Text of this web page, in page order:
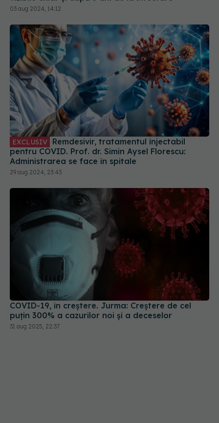
EXCLUSIV
Remdesivir, tratamentul injectabil
pentru COVID. Prof. dr. Simin Aysel Florescu:
Administrarea se face în spitale
29 aug 2024, 23:43
COVID-19, în creștere. Jurma: Creștere de cel
puțin 300% a cazurilor noi și a deceselor
31 aug 2025, 22:37